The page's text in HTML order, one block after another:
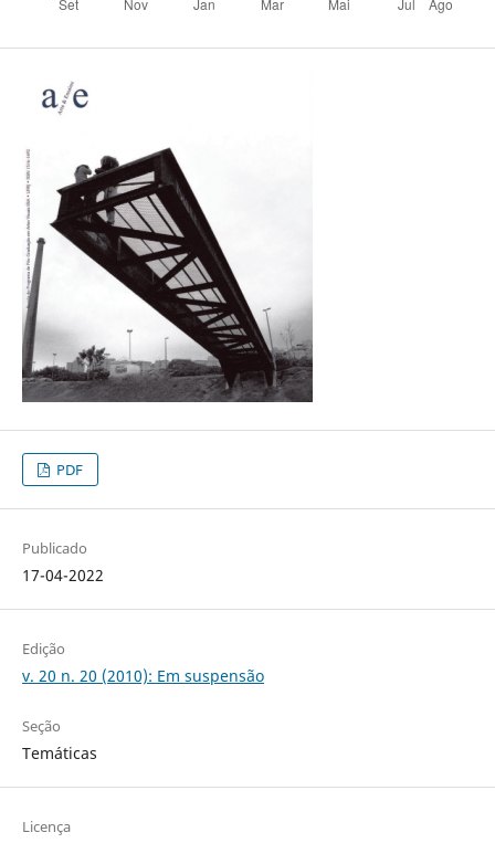
PDF
Publicado
17-04-2022
Edição
v. 20 n. 20 (2010): Em suspensão
Seção
Temáticas
Licença